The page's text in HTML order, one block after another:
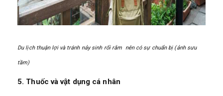
Du lịch thuận lợi và tránh nảy sinh rối rắm nên có sự chuẩn bị (ảnh sưu
tầm)
5. Thuốc và vật dụng cá nhân